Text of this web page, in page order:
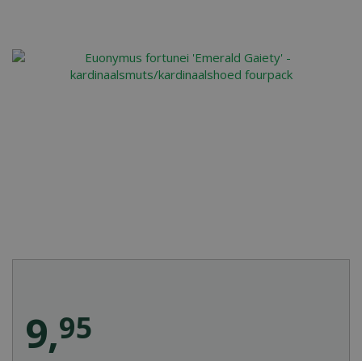
9,95